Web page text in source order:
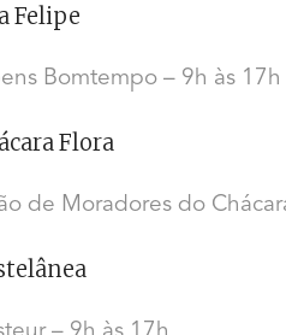
Felipe
Bomtempo – 9h às
Flora
de Moradores do